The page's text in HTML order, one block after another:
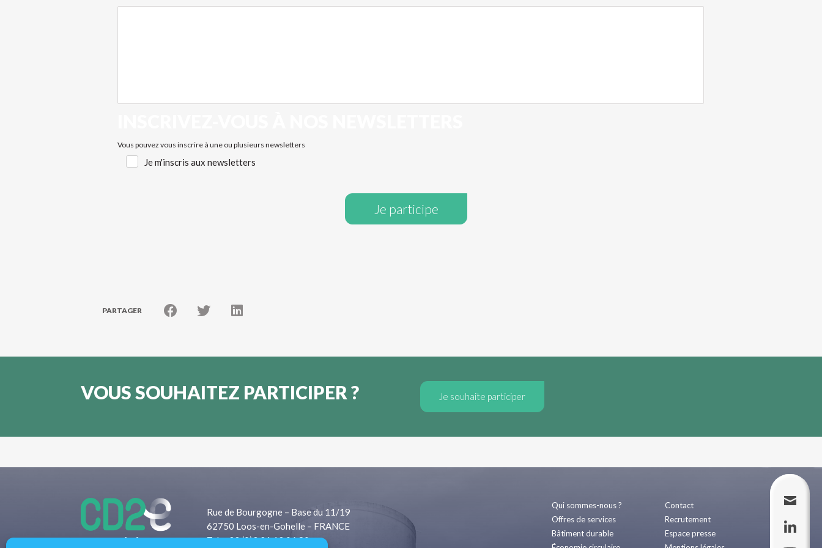
Je
m'inscris
aux
Vous pouvez vous inscrire à une ou plusieurs newsletters
Je m'inscris aux newsletters
PARTAGER
VOUS SOUHAITEZ PARTICIPER ? Je souhaite participer
Rue de Bourgogne – Base du 11/19
62750 Loos-en-Gohelle – FRANCE
Tel: +33 (0)3 21 13 06 80
Qui sommes-nous ?
Offres de services
Bâtiment durable
Contact
Recrutement
Espace presse